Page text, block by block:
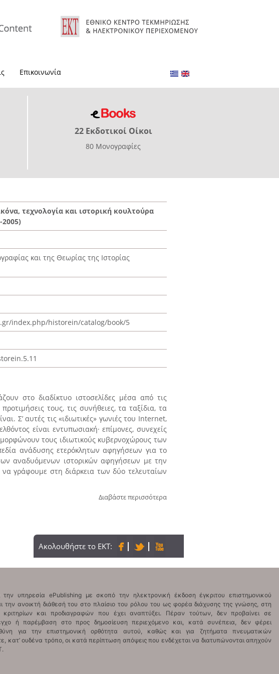
Επικοινωνία
22 Εκδοτικοί Οίκοι
80 Μονογραφίες
τεχνολογία και ιστορική κουλτούρα
και της Θεωρίας της Ιστορίας
index.php/historein/catalog/book/5
στο διαδίκτυο ιστοσελίδες μέσα από τις
τους, τις συνήθειες, τα ταξίδια, τα
Σ’ αυτές τις «ιδιωτικές» γωνιές του Internet,
είναι εντυπωσιακή· επίμονες, συνεχείς
τους ιδιωτικούς κυβερνοχώρους των
ανάδυσης ετερόκλητων αφηγήσεων για το
αναδυόμενων ιστορικών αφηγήσεων με την
γράφουμε στη διάρκεια των δύο τελευταίων
Διαβάστε περισσότερα
Ακολουθήστε το ΕΚΤ: